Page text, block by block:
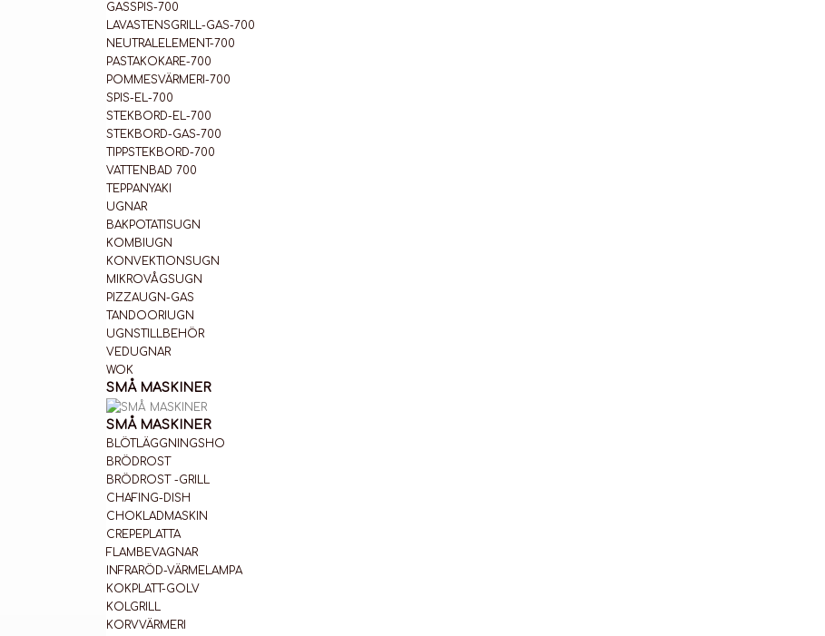
GASSPIS-700
LAVASTENSGRILL-GAS-700
NEUTRALELEMENT-700
PASTAKOKARE-700
POMMESVÄRMERI-700
SPIS-EL-700
STEKBORD-EL-700
STEKBORD-GAS-700
TIPPSTEKBORD-700
VATTENBAD 700
TEPPANYAKI
UGNAR
BAKPOTATISUGN
KOMBIUGN
KONVEKTIONSUGN
MIKROVÅGSUGN
PIZZAUGN-GAS
TANDOORIUGN
UGNSTILLBEHÖR
VEDUGNAR
WOK
SMÅ MASKINER
SMÅ MASKINER
BLÖTLÄGGNINGSHO
BRÖDROST
BRÖDROST -GRILL
CHAFING-DISH
CHOKLADMASKIN
CREPEPLATTA
FLAMBEVAGNAR
INFRARÖD-VÄRMELAMPA
KOKPLATT-GOLV
KOLGRILL
KORVVÄRMERI